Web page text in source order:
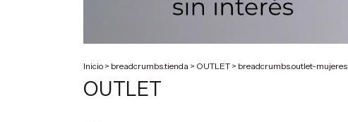
Inicio > breadcrumbs.tienda > OUTLET > breadcrumbs.outlet-mujeres
OUTLET